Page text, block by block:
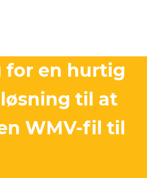
for en hurtig
til at
WMV-fil til